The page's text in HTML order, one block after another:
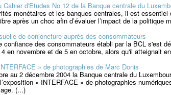
Cahier d'Etudes No 12 de la Banque centrale du
monétaires et les banques centrales, il est
après un choc afin d’évaluer l’impact de la politique
de conjoncture auprès des consommateurs
confiance des consommateurs établi par la BCL s'est
en novembre et de 5 en octobre, alors qu'il atteignait
» de photographies de Marc Donis
au 2 décembre 2004 la Banque centrale du
« INTERFACE » de photographies
(...)